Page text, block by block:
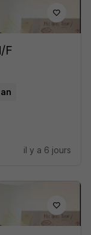
F
il y a 6 jours